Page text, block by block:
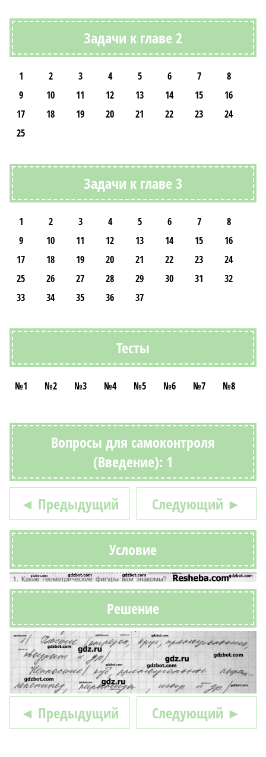
Задачи к главе 2
1 2 3 4 5 6 7
8
9
10 11 12 13 14 15
16
17
18 19 20 21 22 23
24
25
Задачи к главе 3
1 2 3 4 5 6 7
8
9
10 11 12 13 14 15
16
17
18 19 20 21 22 23
24
25
26 27 28 29 30 31
32
33
34 35 36 37
Тесты
№1 №2 №3 №4 №5 №6 №7 №8
Вопросы для самоконтроля
(Введение): 1
◄ Предыдущий Следующий ►
Условие
Решение
◄ Предыдущий Следующий ►